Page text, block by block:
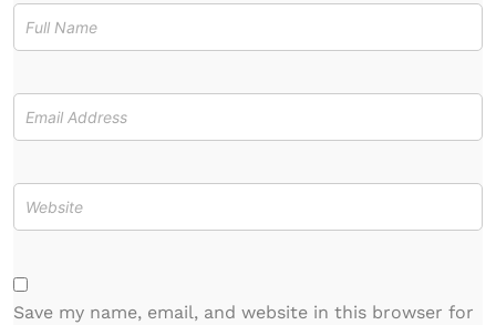
Save my name, email, and website in this browser for